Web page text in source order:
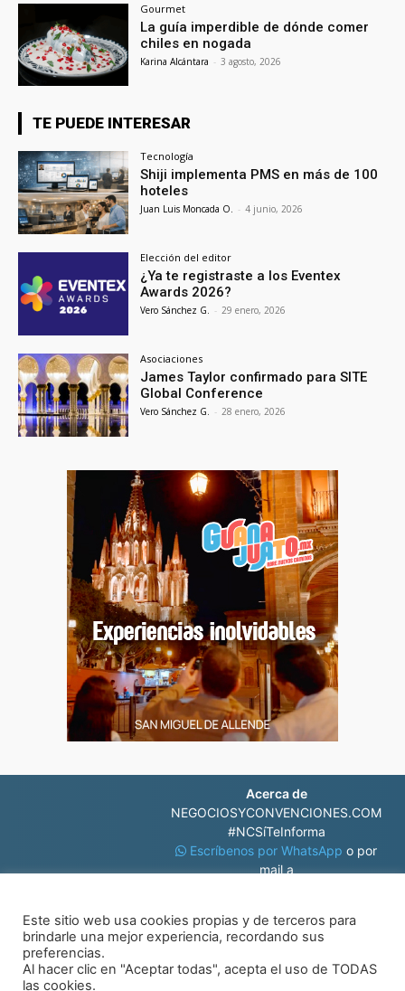
Gourmet
La guía imperdible de dónde comer
chiles en nogada
Karina Alcántara - 3 agosto, 2026
TE PUEDE INTERESAR
Tecnología
Shiji implementa PMS en más de 100
hoteles
Juan Luis Moncada O. - 4 junio, 2026
Elección del editor
¿Ya te registraste a los Eventex
Awards 2026?
Vero Sánchez G. - 29 enero, 2026
Asociaciones
James Taylor confirmado para SITE
Global Conference
Vero Sánchez G. - 28 enero, 2026
Acerca de
NEGOCIOSYCONVENCIONES.COM
#NCSíTeInforma
Escríbenos por WhatsAppo por
mail a
Este sitio web usa cookies propias y de terceros para
brindarle una mejor experiencia, recordando sus
preferencias.
Al hacer clic en "Aceptar todas", acepta el uso de TODAS
las cookies.